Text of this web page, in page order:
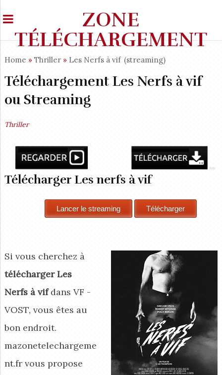
ZONE
TÉLÉCHARGEMENT
Home » Thriller » Les Nerfs à vif (streaming)
Téléchargement Les Nerfs à vif
ou Streaming
Thriller
Télécharger Les nerfs à vif
Si vous cherchez à
télécharger Les
Nerfs à vifdans VF -
VOST, vous êtes au
bon endroit.
mazonetelechargeme
nt.fr vous propose